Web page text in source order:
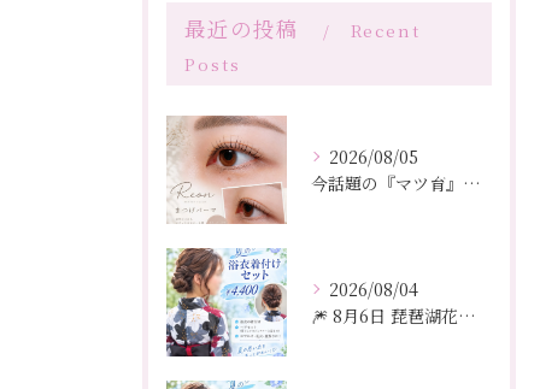
最近の投稿
Recent
Posts
2026/08/05
今話題の『マツ育』で理想の目元へ」
2026/08/04
🎆 8月6日 琵琶湖花火大会 🎆